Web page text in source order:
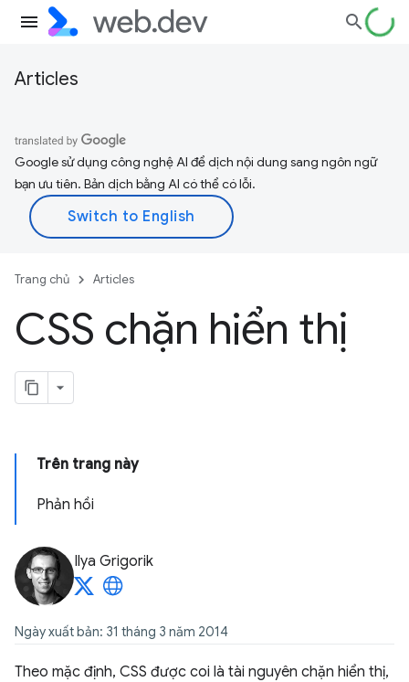
Articles
Google sử dụng công nghệ AI để dịch nội dung sang ngôn ngữ
bạn ưu tiên. Bản dịch bằng AI có thể có lỗi.
Trang chủ Articles
CSS chặn hiển thị
Trên trang này
Phản hồi
Ilya Grigorik
Ngày xuất bản: 31 tháng 3 năm 2014
Theo mặc định, CSS được coi là tài nguyên chặn hiển thị,